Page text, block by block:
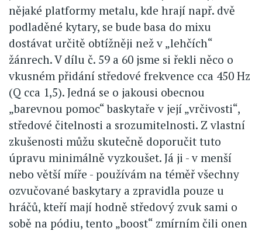
nějaké platformy metalu, kde hrají např. dvě
podladěné kytary, se bude basa do mixu
dostávat určitě obtížněji než v „lehčích“
žánrech. V dílu č. 59 a 60 jsme si řekli něco o
vkusném přidání středové frekvence cca 450 Hz
(Q cca 1,5). Jedná se o jakousi obecnou
„barevnou pomoc“ baskytaře v její „vrčivosti“,
středové čitelnosti a srozumitelnosti. Z vlastní
zkušenosti můžu skutečně doporučit tuto
úpravu minimálně vyzkoušet. Já ji - v menší
nebo větší míře - používám na téměř všechny
ozvučované baskytary a zpravidla pouze u
hráčů, kteří mají hodně středový zvuk sami o
sobě na pódiu, tento „boost“ zmírním čili onen